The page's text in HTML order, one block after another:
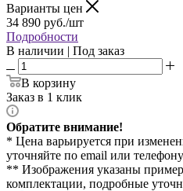
Варианты цен
34 890 руб./шт
Подробности
В наличии | Под заказ
В корзину
Заказ в 1 клик
Обратите внимание!
* Цена варьируется при
уточняйте по email или
** Изображения указаны
комплектации, подробные